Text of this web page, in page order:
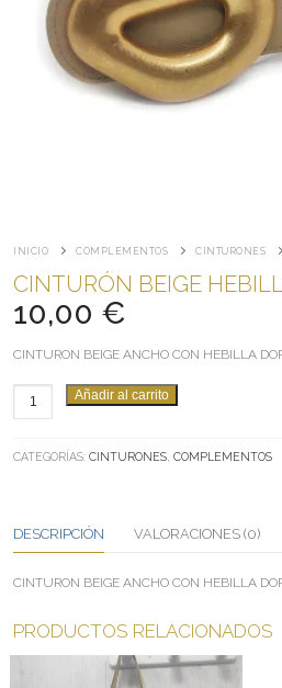
INICIO COMPLEMENTOS CINTURONES
CINTURÓN BEIGE
10,00 €
CINTURON BEIGE ANCHO CON HEBILLA
CINTURÓN
BEIGE
CANTIDAD
Añadir al carrito
CATEGORÍAS: CINTURONES COMPLEMENTOS
DESCRIPCIÓN VALORACIONES (0)
CINTURON BEIGE ANCHO CON HEBILLA
PRODUCTOS RELACIONADOS